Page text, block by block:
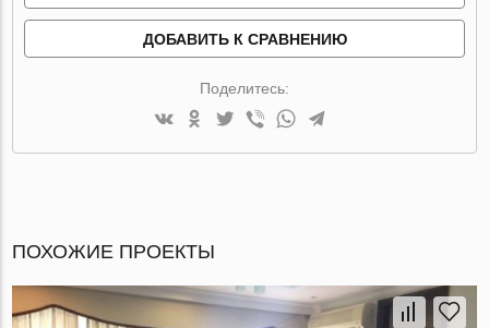
ДОБАВИТЬ К СРАВНЕНИЮ
Поделитесь:
ПОХОЖИЕ ПРОЕКТЫ